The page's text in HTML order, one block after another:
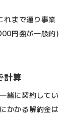
まで通り事業
円強が一般的)
計算
緒に契約してい
かかる解約金は